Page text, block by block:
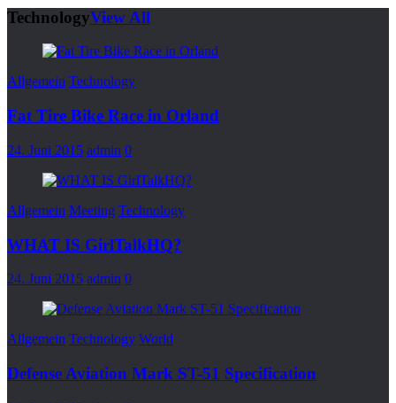
TechnologyView All
Allgemein Technology
Fat Tire Bike Race in Orland
24. Juni 2015 admin 0
Allgemein Meeting Technology
WHAT IS GirlTalkHQ?
24. Juni 2015 admin 0
Allgemein Technology World
Defense Aviation Mark ST-51 Specification